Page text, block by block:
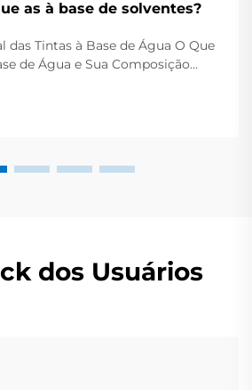
as à base de solventes?
Tintas à Base de Água O Que
de Água e Sua Composição
à base de plantas e corantes
dos Usuários